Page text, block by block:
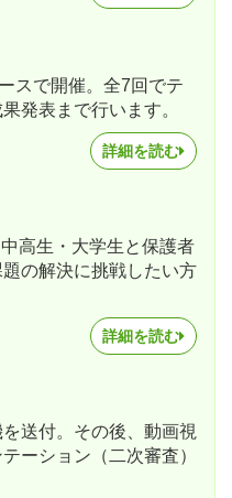
スで開催。全7回でテ
発表まで行います。
詳細を読む
高生・大学生と保護者
の解決に挑戦したい方
詳細を読む
送付。その後、動画視
ーション（二次審査）